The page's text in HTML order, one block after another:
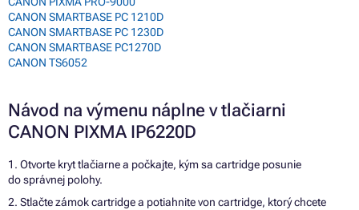
CANON SMARTBASE PC 1210D
CANON SMARTBASE PC 1230D
CANON SMARTBASE PC1270D
CANON TS6052
Návod na výmenu náplne v tlačiarni
CANON PIXMA IP6220D
1. Otvorte kryt tlačiarne a počkajte, kým sa cartridge posunie
do správnej polohy.
2. Stlačte zámok cartridge a potiahnite von cartridge, ktorý chcete